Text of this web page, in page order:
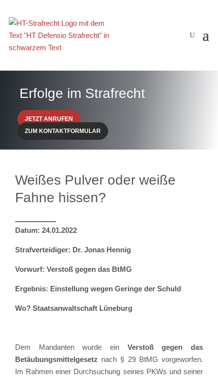
Erfolge im Strafrecht
JETZT ANRUFEN
ZUM KONTAKTFORMULAR
Weißes Pulver oder weiße
Fahne hissen?
Datum: 24.01.2022
Strafverteidiger: Dr. Jonas Hennig
Vorwurf: Verstoß gegen das BtMG
Ergebnis: Einstellung wegen Geringe der Schuld
Wo? Staatsanwaltschaft Lüneburg
Dem Mandanten wurde ein Verstoß gegen das
Betäubungsmittelgesetz nach § 29 BtMG vorgeworfen.
Im Rahmen einer Durchsuchung seines PKWs und seiner